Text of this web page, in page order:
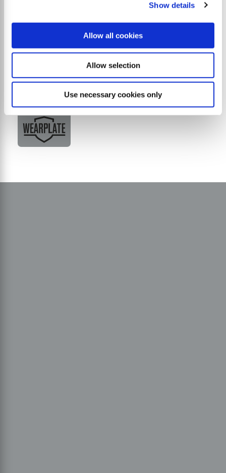
Show details
Allow all cookies
Allow selection
Use necessary cookies only
Caratteristiche di qualità